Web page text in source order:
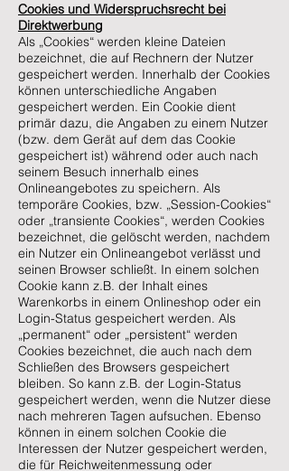
Cookies und Widerspruchsrecht bei
Direktwerbung
Als „Cookies“ werden kleine Dateien
bezeichnet, die auf Rechnern der Nutzer
gespeichert werden. Innerhalb der Cookies
können unterschiedliche Angaben
gespeichert werden. Ein Cookie dient
primär dazu, die Angaben zu einem Nutzer
(bzw. dem Gerät auf dem das Cookie
gespeichert ist) während oder auch nach
seinem Besuch innerhalb eines
Onlineangebotes zu speichern. Als
temporäre Cookies, bzw. „Session-Cookies“
oder „transiente Cookies“, werden Cookies
bezeichnet, die gelöscht werden, nachdem
ein Nutzer ein Onlineangebot verlässt und
seinen Browser schließt. In einem solchen
Cookie kann z.B. der Inhalt eines
Warenkorbs in einem Onlineshop oder ein
Login-Status gespeichert werden. Als
„permanent“ oder „persistent“ werden
Cookies bezeichnet, die auch nach dem
Schließen des Browsers gespeichert
bleiben. So kann z.B. der Login-Status
gespeichert werden, wenn die Nutzer diese
nach mehreren Tagen aufsuchen. Ebenso
können in einem solchen Cookie die
Interessen der Nutzer gespeichert werden,
die für Reichweitenmessung oder